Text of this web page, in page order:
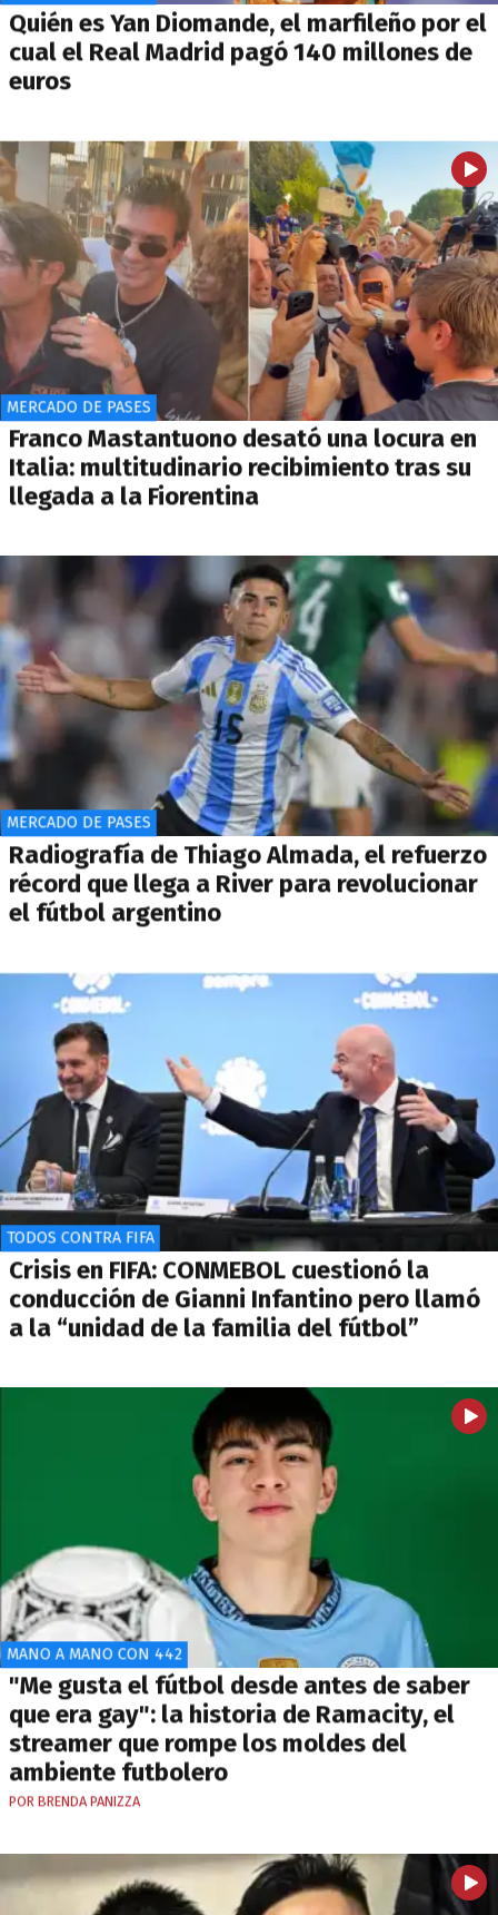
Quién es Yan Diomande, el marfileño por el
cual el Real Madrid pagó 140 millones de
euros
MERCADO DE PASES
Franco Mastantuono desató una locura en
Italia: multitudinario recibimiento tras su
llegada a la Fiorentina
MERCADO DE PASES
Radiografía de Thiago Almada, el refuerzo
récord que llega a River para revolucionar
el fútbol argentino
TODOS CONTRA FIFA
Crisis en FIFA: CONMEBOL cuestionó la
conducción de Gianni Infantino pero llamó
a la “unidad de la familia del fútbol”
MANO A MANO CON 442
"Me gusta el fútbol desde antes de saber
que era gay": la historia de Ramacity, el
streamer que rompe los moldes del
ambiente futbolero
POR BRENDA PANIZZA